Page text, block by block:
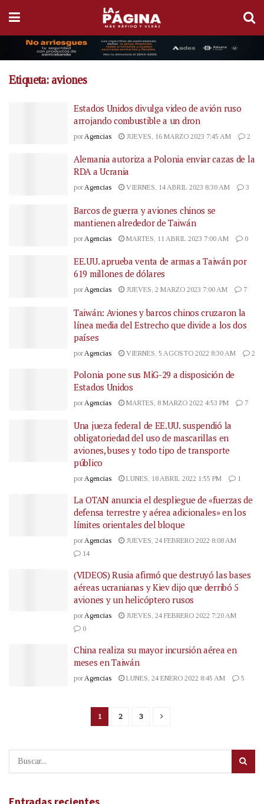
Etiqueta: aviones
Estados Unidos divulga video de avión ruso
arrojando combustible a un dron
por Agencias JUEVES, 16 MARZO 2023 7:45 AM 2
Alemania autoriza a Polonia enviar cazas de la
RDA a Ucrania
porAgencias VIERNES, 14 ABRIL 2023 8:30 AM 3
Barcos de guerra y aviones chinos se
mantienen alrededor de Taiwán
por Agencias MARTES, 11 ABRIL 2023 7:00 AM 0
EE.UU. aprueba venta de armas a Taiwán por
619 millones de dólares
porAgencias JUEVES, 2 MARZO 2023 7:00 AM 7
Taiwán: Aviones y barcos chinos cruzaron la
línea media del Estrecho que divide a los dos
países
por Agencias VIERNES, 5 AGOSTO 2022 8:30 AM 2
Polonia pone sus MiG-29 a disposición de
Estados Unidos
por Agencias MARTES, 8 MARZO 2022 4:53 PM 7
Una jueza federal de EE.UU. suspendió la
obligatoriedad del uso de mascarillas en
aviones, buses y todo tipo de transporte
público
porAgencias LUNES, 18 ABRIL 2022 1:55 PM 1
La OTAN anuncia el despliegue de «fuerzas de
defensa terrestre y aérea adicionales» en los
límites orientales del bloque
porAgencias
JUEVES, 24 FEBRERO 2022 8:08 AM
14
(VIDEOS) Rusia afirmó que destruyó las bases
aéreas ucranianas y Kiev dijo que derribó 5
aviones y un helicóptero rusos
porAgencias
JUEVES, 24 FEBRERO 2022 7:20 AM
0
China realiza su mayor incursión aérea en
meses en Taiwán
porAgencias LUNES, 24 ENERO 2022 8:45 AM 5
1 2 3
Entradas recientes